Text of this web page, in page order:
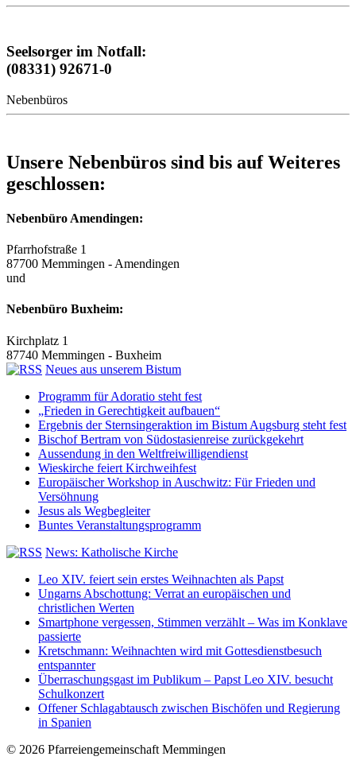
Seelsorger im Notfall:
(08331) 92671-0
Nebenbüros
Unsere Nebenbüros sind bis auf Weiteres
geschlossen:
Nebenbüro Amendingen:
Pfarrhofstraße 1
87700 Memmingen - Amendingen
und
Nebenbüro Buxheim:
Kirchplatz 1
87740 Memmingen - Buxheim
Neues aus unserem Bistum
Programm für Adoratio steht fest
„Frieden in Gerechtigkeit aufbauen“
Ergebnis der Sternsingeraktion im Bistum Augsburg steht fest
Bischof Bertram von Südostasienreise zurückgekehrt
Aussendung in den Weltfreiwilligendienst
Wieskirche feiert Kirchweihfest
Europäischer Workshop in Auschwitz: Für Frieden und
Versöhnung
Jesus als Wegbegleiter
Buntes Veranstaltungsprogramm
News: Katholische Kirche
Leo XIV. feiert sein erstes Weihnachten als Papst
Ungarns Abschottung: Verrat an europäischen und
christlichen Werten
Smartphone vergessen, Stimmen verzählt – Was im Konklave
passierte
Kretschmann: Weihnachten wird mit Gottesdienstbesuch
entspannter
Überraschungsgast im Publikum – Papst Leo XIV. besucht
Schulkonzert
Offener Schlagabtausch zwischen Bischöfen und Regierung
in Spanien
© 2026 Pfarreiengemeinschaft Memmingen